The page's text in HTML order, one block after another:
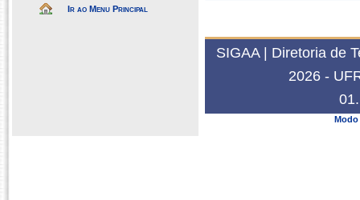
Ir ao Menu Principal
SIGAA | Diretoria de
2026 -
Modo